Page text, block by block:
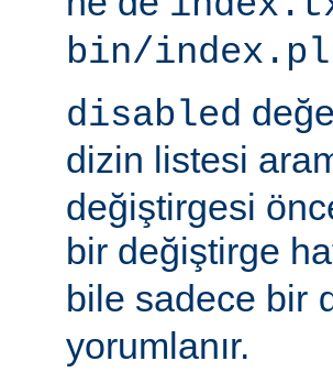
bin/index.pl
disabled
dizin listesi
değiştirgesi
bir değiştirge
bile sadece bir
yorumlanır.